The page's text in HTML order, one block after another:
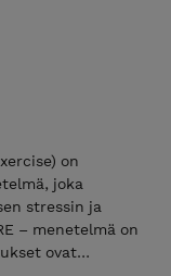
joka
stressin ja
– menetelmä on
ovat